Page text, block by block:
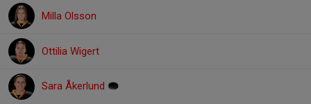
Milla Olsson
Ottilia Wigert
Sara Åkerlund